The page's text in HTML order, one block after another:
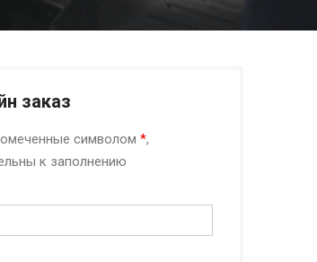
заказ
символом*,
к заполнению